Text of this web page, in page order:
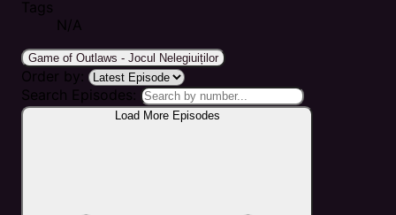
Tags
N/A
Game of Outlaws - Jocul Nelegiuiților
Order by:
Search Episodes:
Load More Episodes